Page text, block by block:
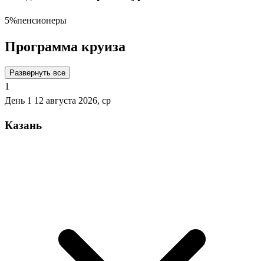
5%пенсионеры
Программа круиза
Развернуть все
1
День 1 12 августа 2026, ср
Казань